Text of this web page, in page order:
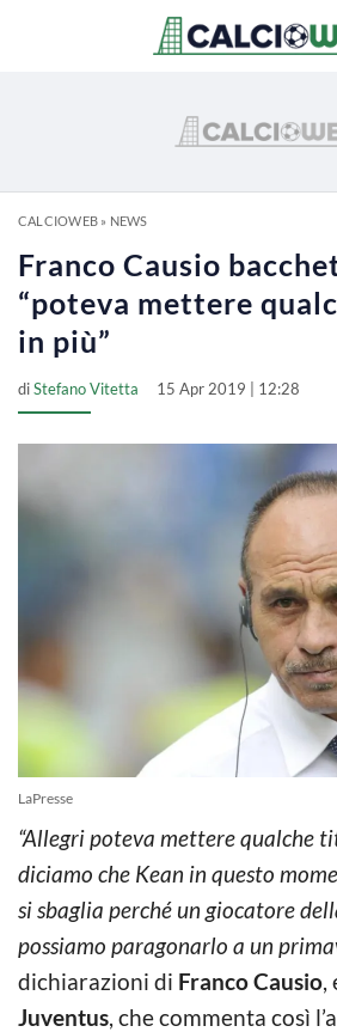
CALCIOWEB» NEWS
Franco Causio
“poteva mettere
in più”
diStefano Vitetta 15 Apr 2019 | 12:28
LaPresse
“Allegri poteva mettere qualche
diciamo che Kean in questo
si sbaglia perché un giocatore
possiamo paragonarlo a un
dichiarazioni di Franco Causio,
Juventus, che commenta così